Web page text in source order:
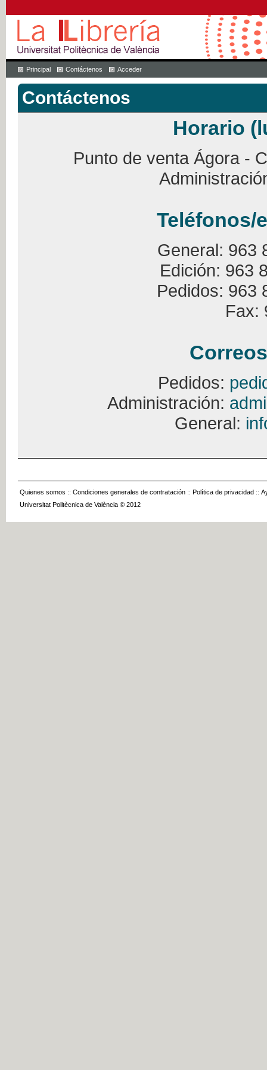
Principal Contáctenos Acceder
Contáctenos
Horario
Punto de venta Ágora -
Teléfonos/
General: 963
Edición: 963
Pedidos: 963
Fax:
Pedidos:
Administración:
General:
Quienes somos :: Condiciones generales de contratación :: Política de privacidad ::
Universitat Politècnica de València © 2012